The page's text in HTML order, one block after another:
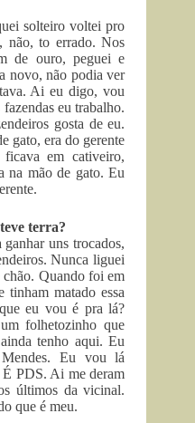
solteiro voltei pro
não, to errado. Nos
de ouro, peguei e
novo, não podia ver
Ai eu digo, vou
eu trabalho.
gosta de eu.
gato, era do gerente
em cativeiro,
na mão de gato. Eu
terra?
uns trocados,
Nunca liguei
chão. Quando foi em
matado essa
eu vou é pra lá?
folhetozinho que
tenho aqui. Eu
Eu vou lá
É PDS. Ai me deram
últimos da vicinal.
que é meu.